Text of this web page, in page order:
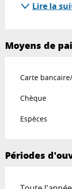
Lire la
Moyens de
Carte
Chèque
Espèces
Périodes